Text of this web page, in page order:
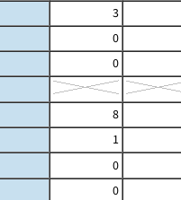
3
0
0
8
1
0
0